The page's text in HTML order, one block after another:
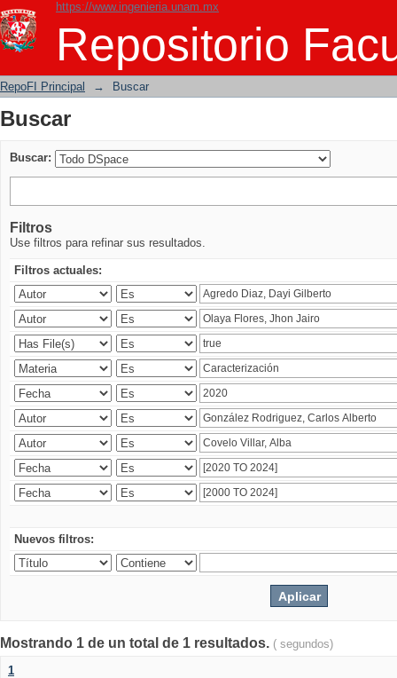
https://www.ingenieria.unam.mx
Repositorio
Buscar
RepoFI Principal → Buscar
Buscar
Buscar:
Filtros
Use filtros para refinar sus resultados.
Filtros actuales:
Nuevos filtros:
Mostrando 1 de un total de 1 resultados. ( segundos)
1